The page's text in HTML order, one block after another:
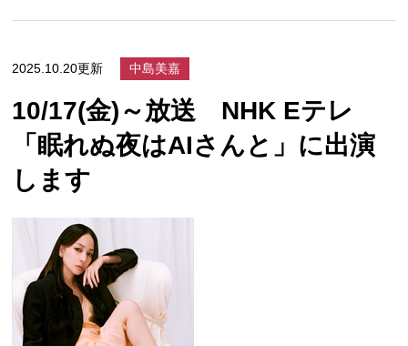
2025.10.20更新 中島美嘉
10/17(金)～放送 NHK Eテレ
「眠れぬ夜はAIさんと」に出演
します